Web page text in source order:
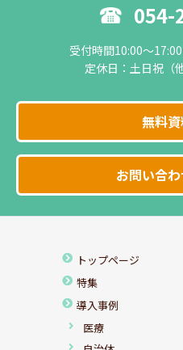
054-
受付時間10:00～
定休日：土日祝（
無料
お問い合
トップページ
特集
導入事例
医療